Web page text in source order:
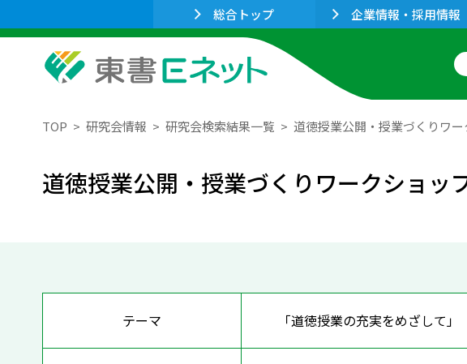
総合トップ 企業情報・採用情報
TOP 研究会情報 研究会検索結果一覧 道徳授業公開・授業づくりワ
道徳授業公開・授業づくりワークショッ
テーマ 「道徳授業の充実をめざして」